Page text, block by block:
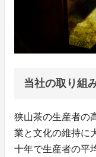
当社の取り組
狭山茶の生産者の
業と文化の維持に
十年で生産者の平